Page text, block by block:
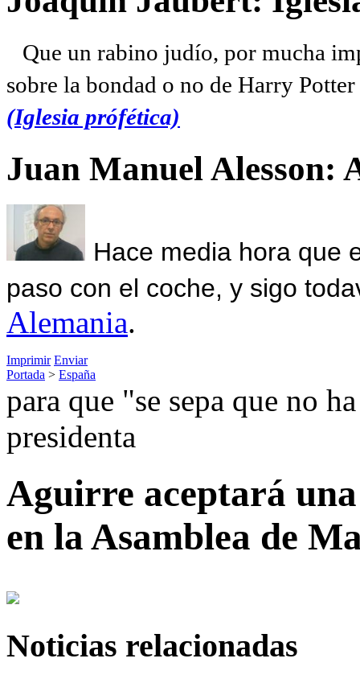
Que un rabino judío, por mucha
sobre la bondad o no de Harry
(Iglesia prófética)
Juan Manuel Alesson:
Hace media hora que
paso con el coche, y sigo
Alemania.
Imprimir Enviar
Portada > España
para que "se sepa que no
presidenta
Aguirre aceptará
en la Asamblea de
Noticias relacionadas